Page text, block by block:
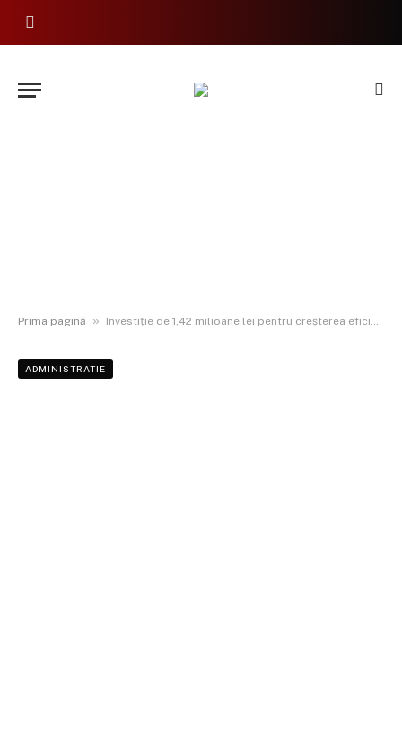
Prima pagină » Investiție de 1,42 milioane lei pentru creșterea eficienței energetice la Grădinița Dorobanți
ADMINISTRATIE